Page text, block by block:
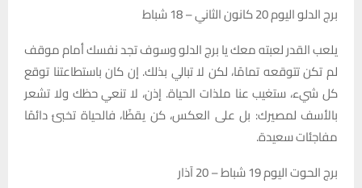
برج الدلو اليوم 20 كانون الثاني – 18 شباط
يلعب القدر لعبته معك يا برج الدلو وسوف تجد نفسك أمام موقف
لم تكن تتوقعه تمامًا، لكن لا تبالي بذلك. إن كان باستطاعتنا توقع
كل شيء، ستغيب عنا ملذات الحياة. إذن، لا تنعي حظك ولا تشعر
بالأسف لمصيرك: بل على العكس، كن يقظًا، فالحياة تخبئ دائمًا
مفاجئات سعيدة.
برج الحوت اليوم 19 شباط – 20 آذار